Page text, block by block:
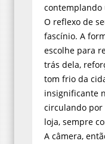
contemplando
O reflexo de
fascínio. A
escolhe para
trás dela,
tom frio da
insignificante
circulando
loja, sempre
A câmera,